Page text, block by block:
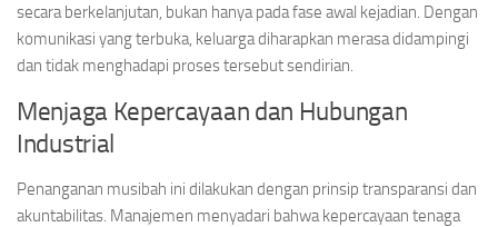
secara berkelanjutan, bukan hanya pada fase awal kejadian. Dengan
komunikasi yang terbuka, keluarga diharapkan merasa didampingi
dan tidak menghadapi proses tersebut sendirian.
Menjaga Kepercayaan dan Hubungan
Industrial
Penanganan musibah ini dilakukan dengan prinsip transparansi dan
akuntabilitas. Manajemen menyadari bahwa kepercayaan tenaga